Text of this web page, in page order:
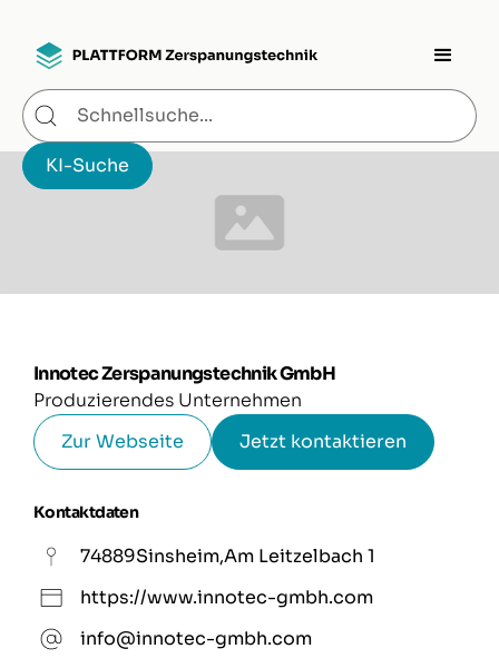
Innotec Zerspanungstechnik GmbH
Produzierendes Unternehmen
Zur Webseite
Jetzt kontaktieren
Kontaktdaten
74889Sinsheim,Am Leitzelbach 1
https://www.innotec-gmbh.com
info@innotec-gmbh.com